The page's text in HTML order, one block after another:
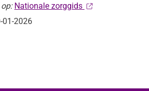
Nationale zorggids
01-2026